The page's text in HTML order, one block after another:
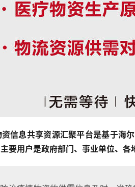
信息共享资源汇聚平台是基于海
要用户是政府部门、事业单位、各